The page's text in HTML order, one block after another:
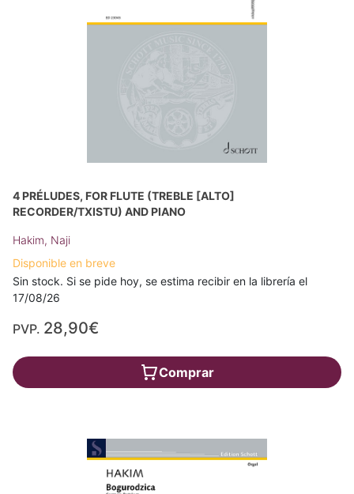
4 PRÉLUDES, FOR FLUTE (TREBLE [ALTO]
RECORDER/TXISTU) AND PIANO
Hakim, Naji
Disponible en breve
Sin stock. Si se pide hoy, se estima recibir en la librería el
17/08/26
PVP. 28,90€
Comprar